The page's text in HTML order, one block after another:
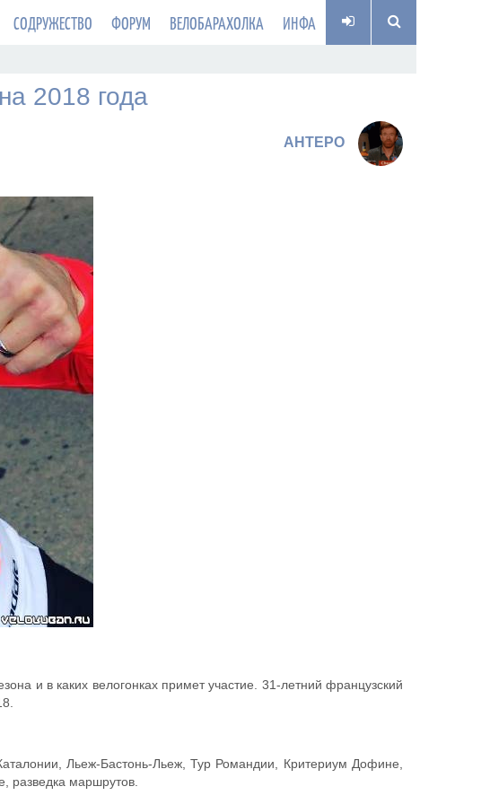
СОДРУЖЕСТВО ФОРУМ ВЕЛОБАРАХОЛКА ИНФА
2018 года
AHTEPO
и в каких велогонках примет участие. 31-летний французский
Льеж-Бастонь-Льеж, Тур Романдии, Критериум Дофине,
разведка маршрутов.